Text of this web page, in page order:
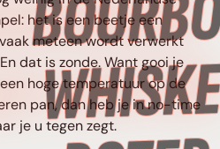
BOTER
het is een beetje een
meteen wordt verwerkt
dat is zonde. Want gooi je
hoge temperatuur op de
pan, dan heb je in no-time
je u tegen zegt.